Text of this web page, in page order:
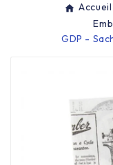
Collecte des
Produit
Hygiène mains
Accueil
GDP -